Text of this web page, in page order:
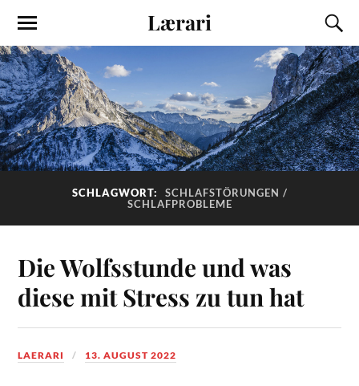
Lærari
SCHLAGWORT:
SCHLAFSTÖRUNGEN /
SCHLAFPROBLEME
Die Wolfsstunde und was
diese mit Stress zu tun hat
LAERARI 13. AUGUST 2022